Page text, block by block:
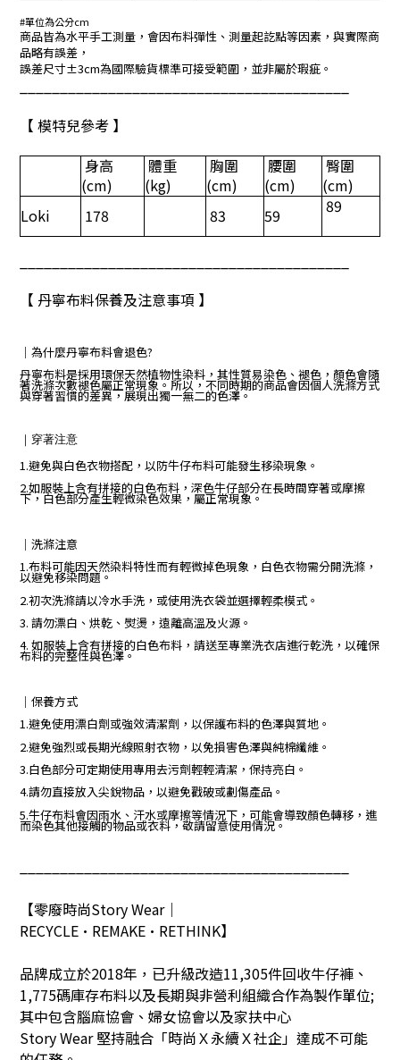
#單位為公分cm
商品皆為水平手工測量，會因布料彈性、測量起訖點等因素，與實際商
品略有誤差，
誤差尺寸±3cm為國際驗貨標準可接受範圍，並非屬於瑕疵。
【 模特兒參考 】
身高
(cm)
體重
(kg)
胸圍
(cm)
腰圍
(cm)
臀圍
(cm)
Loki
178 83 59 89
【 丹寧布料保養及注意事項 】
｜ 為什麼丹寧布料會退色?
丹寧布料是採用環保天然植物性染料，其性質易染色、褪色，顏色會隨
著洗滌次數褪色屬正常現象。所以，不同時期的商品會因個人洗滌方式
與穿著習慣的差異，展現出獨一無二的色澤。
｜ 穿著注意
1.避免與白色衣物搭配，以防牛仔布料可能發生移染現象。
2.如服裝上含有拼接的白色布料，深色牛仔部分在長時間穿著或摩擦
下，白色部分產生輕微染色效果，屬正常現象。
｜ 洗滌注意
1.布料可能因天然染料特性而有輕微掉色現象，白色衣物需分開洗滌，
以避免移染問題。
2.初次洗滌請以冷水手洗，或使用洗衣袋並選擇輕柔模式。
3. 請勿漂白、烘乾、熨燙，遠離高溫及火源。
4. 如服裝上含有拼接的白色布料，請送至專業洗衣店進行乾洗，以確保
布料的完整性與色澤。
｜保養方式
1.避免使用漂白劑或強效清潔劑，以保護布料的色澤與質地。
2.避免強烈或長期光線照射衣物，以免損害色澤與純棉纖維。
3.白色部分可定期使用專用去污劑輕輕清潔，保持亮白。
4.請勿直接放入尖銳物品，以避免戳破或劃傷產品。
5.牛仔布料會因雨水、汗水或摩擦等情況下，可能會導致顏色轉移，進
而染色其他接觸的物品或衣料，敬請留意使用情況。
【零廢時尚Story Wear｜
RECYCLE•REMAKE•RETHINK】
品牌成立於2018年，已升級改造11,305件回收牛仔褲、
1,775碼庫存布料以及長期與非營利組織合作為製作單位;
其中包含腦麻協會、婦女協會以及家扶中心
Story Wear堅持融合「時尚Ｘ永續Ｘ社企」達成不可能